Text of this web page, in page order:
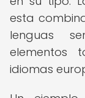
esta
lenguas
elementos
idiomas